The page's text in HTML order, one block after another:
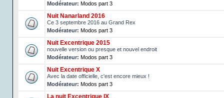
Modérateur: Modos part 3
Nuit Nanarland 2016
Ce 3 septembre 2016 au Grand Rex
Modérateur: Modos part 3
Nuit Excentrique 2015
nouvelle version ou presque et nouvel endroit
Modérateur: Modos part 3
Nuit Excentrique X
Avec la date officielle, c'est encore mieux !
Modérateur: Modos part 3
La nuit Excentrique IX